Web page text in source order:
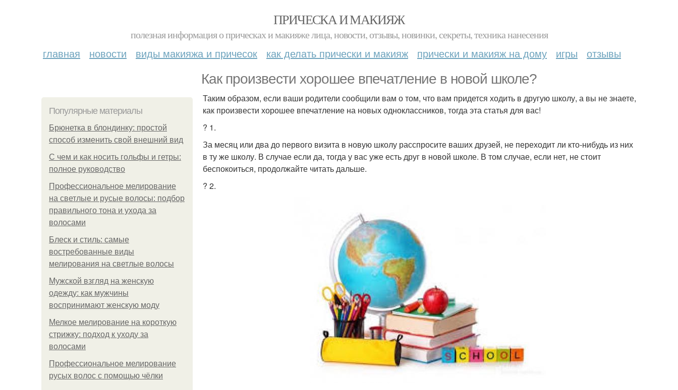
ПРИЧЕСКА И МАКИЯЖ
полезная информация о прическах и макияже лица, новости, отзывы, новинки, секреты, техника нанесения
главная новости виды макияжа и причесок как делать прически и макияж прически и макияж на дому игры отзывы
Как произвести хорошее впечатление в новой школе?
Популярные материалы
Брюнетка в блондинку: простой
способ изменить свой внешний вид
С чем и как носить гольфы и гетры:
полное руководство
Профессиональное мелирование
на светлые и русые волосы: подбор
правильного тона и ухода за
волосами
Блеск и стиль: самые
востребованные виды
мелирования на светлые волосы
Мужской взгляд на женскую
одежду: как мужчины
воспринимают женскую моду
Мелкое мелирование на короткую
стрижку: подход к уходу за
волосами
Профессиональное мелирование
русых волос с помощью чёлки
Таким образом, если ваши родители сообщили вам о том, что вам придется ходить в другую школу, а вы не знаете,
как произвести хорошее впечатление на новых одноклассников, тогда эта статья для вас!
? 1.
За месяц или два до первого визита в новую школу расспросите ваших друзей, не переходит ли кто-нибудь из них
в ту же школу. В случае если да, тогда у вас уже есть друг в новой школе. В том случае, если нет, не стоит
беспокоиться, продолжайте читать дальше.
? 2.